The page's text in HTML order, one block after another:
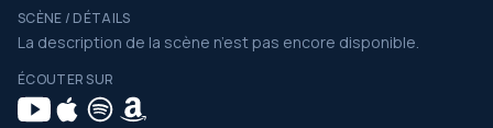
SCÈNE / DÉTAILS
La description de la scène n’est pas encore disponible.
ÉCOUTER SUR